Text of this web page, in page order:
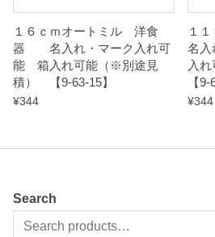
１６ｃｍオートミル 洋食
器 名入れ・マーク入れ可
能 箱入れ可能（※別途見
積） 【9-63-15】
¥344
１
名
入
【9-
¥344
Search